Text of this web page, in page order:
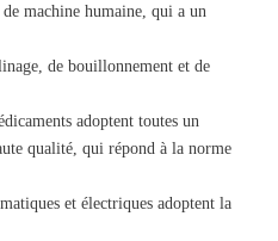
machine humaine, qui a un
de bouillonnement et de
adoptent toutes un
qualité, qui répond à la norme
et électriques adoptent la